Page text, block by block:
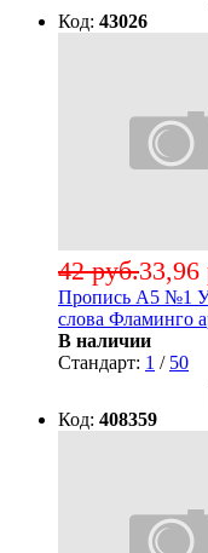
Код: 43026
33,96
42 руб.
Пропись А5 №1
слова Фламинго
В наличии
Стандарт: 1 / 50
Код: 408359